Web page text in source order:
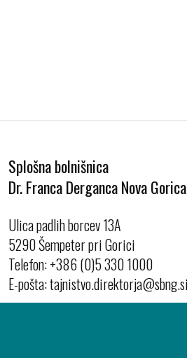
Splošna bolnišnica
Dr. Franca Derganca Nova Gorica
Ulica padlih borcev 13A
5290 Šempeter pri Gorici
Telefon:+386 (0)5 330 1000
E-pošta: